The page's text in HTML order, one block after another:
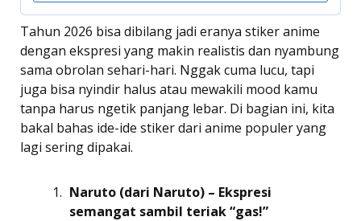
Tahun 2026 bisa dibilang jadi eranya stiker anime
dengan ekspresi yang makin realistis dan nyambung
sama obrolan sehari-hari. Nggak cuma lucu, tapi
juga bisa nyindir halus atau mewakili mood kamu
tanpa harus ngetik panjang lebar. Di bagian ini, kita
bakal bahas ide-ide stiker dari anime populer yang
lagi sering dipakai.
Naruto (dari Naruto) – Ekspresi
semangat sambil teriak “gas!”